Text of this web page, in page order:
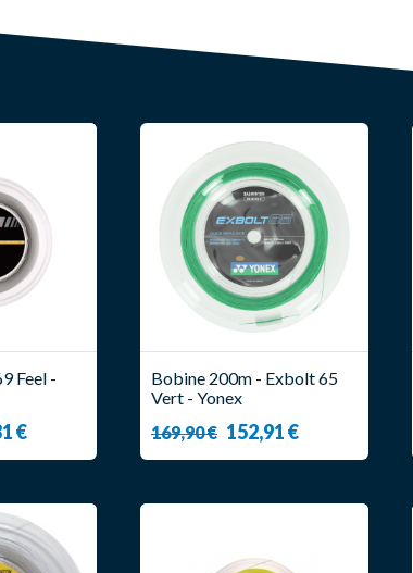
Feel -
€
Bobine 200m - Exbolt 65
Vert - Yonex
169,90 € 152,91 €